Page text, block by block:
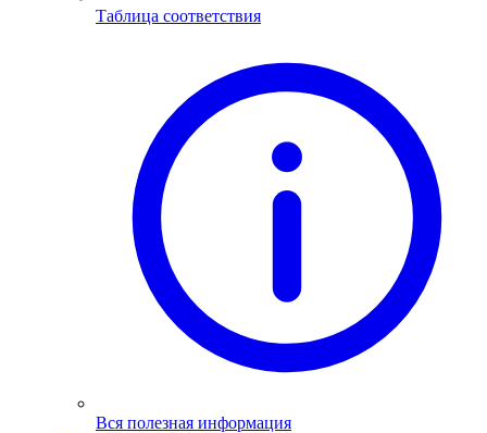
Таблица соответствия
Вся полезная информация